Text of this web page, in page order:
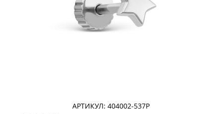
АРТИКУЛ: 404002-537Р